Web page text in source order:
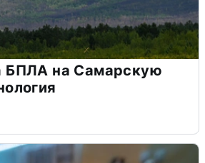
БПЛА на Самарскую